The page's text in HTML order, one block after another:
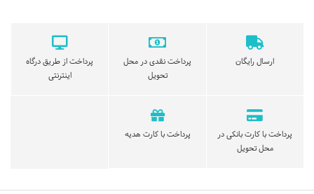
ارسال رایگان
پرداخت نقدی در محل
تحویل
پرداخت از طریق درگاه
اینترنتی
پرداخت با کارت بانکی در
محل تحویل
پرداخت با کارت هدیه